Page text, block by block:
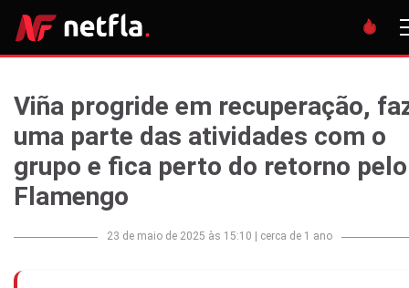
Viña progride em recuperação,
uma parte das atividades com o
grupo e fica perto do retorno pelo
Flamengo
23 de maio de 2025 às 15:10 cerca de 1 ano